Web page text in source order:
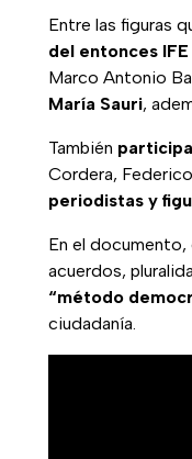
Entre las figuras
del entonces IFE
Marco Antonio
María Sauri,
También
Cordera,
periodistas y
En el documento,
acuerdos,
“método
ciudadanía.